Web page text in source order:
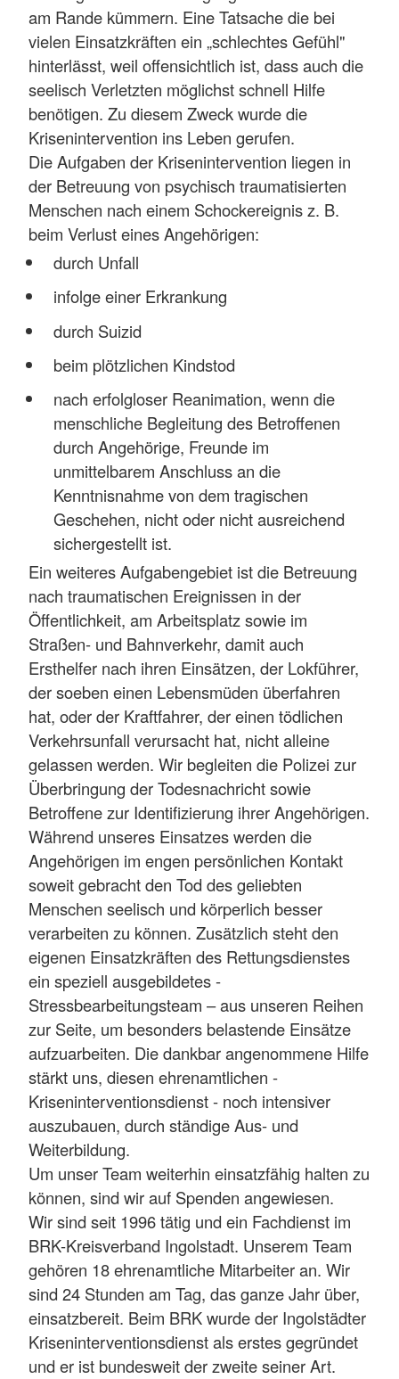
am Rande kümmern. Eine Tatsache die bei
vielen Einsatzkräften ein „schlechtes Gefühl"
hinterlässt, weil offensichtlich ist, dass auch die
seelisch Verletzten möglichst schnell Hilfe
benötigen. Zu diesem Zweck wurde die
Krisenintervention ins Leben gerufen.
Die Aufgaben der Krisenintervention liegen in
der Betreuung von psychisch traumatisierten
Menschen nach einem Schockereignis z. B.
beim Verlust eines Angehörigen:
durch Unfall
infolge einer Erkrankung
durch Suizid
beim plötzlichen Kindstod
nach erfolgloser Reanimation, wenn die
menschliche Begleitung des Betroffenen
durch Angehörige, Freunde im
unmittelbarem Anschluss an die
Kenntnisnahme von dem tragischen
Geschehen, nicht oder nicht ausreichend
sichergestellt ist.
Ein weiteres Aufgabengebiet ist die Betreuung
nach traumatischen Ereignissen in der
Öffentlichkeit, am Arbeitsplatz sowie im
Straßen- und Bahnverkehr, damit auch
Ersthelfer nach ihren Einsätzen, der Lokführer,
der soeben einen Lebensmüden überfahren
hat, oder der Kraftfahrer, der einen tödlichen
Verkehrsunfall verursacht hat, nicht alleine
gelassen werden. Wir begleiten die Polizei zur
Überbringung der Todesnachricht sowie
Betroffene zur Identifizierung ihrer Angehörigen.
Während unseres Einsatzes werden die
Angehörigen im engen persönlichen Kontakt
soweit gebracht den Tod des geliebten
Menschen seelisch und körperlich besser
verarbeiten zu können. Zusätzlich steht den
eigenen Einsatzkräften des Rettungsdienstes
ein speziell ausgebildetes -
Stressbearbeitungsteam – aus unseren Reihen
zur Seite, um besonders belastende Einsätze
aufzuarbeiten. Die dankbar angenommene Hilfe
stärkt uns, diesen ehrenamtlichen -
Kriseninterventionsdienst - noch intensiver
auszubauen, durch ständige Aus- und
Weiterbildung.
Um unser Team weiterhin einsatzfähig halten zu
können, sind wir auf Spenden angewiesen.
Wir sind seit 1996 tätig und ein Fachdienst im
BRK-Kreisverband Ingolstadt. Unserem Team
gehören 18 ehrenamtliche Mitarbeiter an. Wir
sind 24 Stunden am Tag, das ganze Jahr über,
einsatzbereit. Beim BRK wurde der Ingolstädter
Kriseninterventionsdienst als erstes gegründet
und er ist bundesweit der zweite seiner Art.